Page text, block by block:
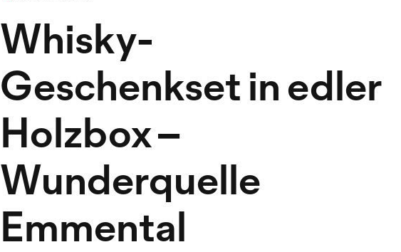
Whisky-
Geschenkset in edler
Holzbox –
Wunderquelle
Emmental